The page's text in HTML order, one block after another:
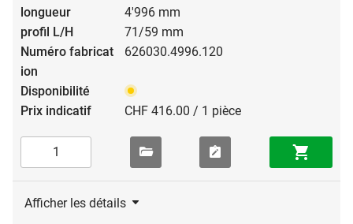
4'996 mm
71/59 mm
626030.4996.120
CHF 416.00 / 1 pièce
Afficher les détails